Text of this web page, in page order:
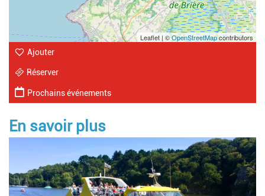
Leaflet | ©OpenStreetMapcontributors
Ajouter
Réserver
Prochains événements
En savoir plus